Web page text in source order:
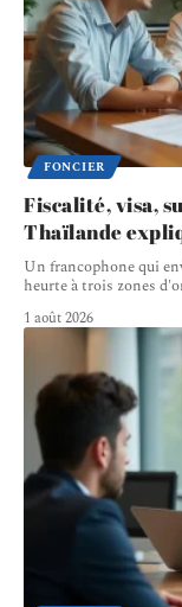
FONCIER
Fiscalité, visa,
Thaïlande
Un francophone qui
heurte à trois zones
1 août 2026